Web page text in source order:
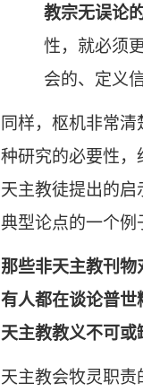
教宗无误论
性，就必须
会的、定义
同样，枢机非常
种研究的必要性
天主教徒提出的
典型论点的一个例
那些非天主教刊
有人都在谈论普世
天主教教义不可或
天主教会牧灵职